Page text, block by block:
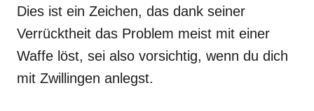
Dies ist ein Zeichen, das dank seiner
Verrücktheit das Problem meist mit einer
Waffe löst, sei also vorsichtig, wenn du dich
mit Zwillingen anlegst.